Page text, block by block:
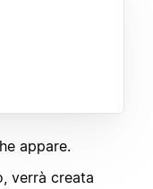
appare.
verrà creata